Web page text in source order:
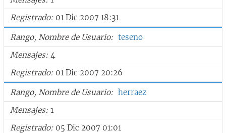
Registrado 01 Dic 2007 18:31
Rango, Nombre de Usuario
teseno
Mensajes 4
Registrado 01 Dic 2007 20:26
Rango, Nombre de Usuario
herraez
Mensajes 1
Registrado 05 Dic 2007 01:01